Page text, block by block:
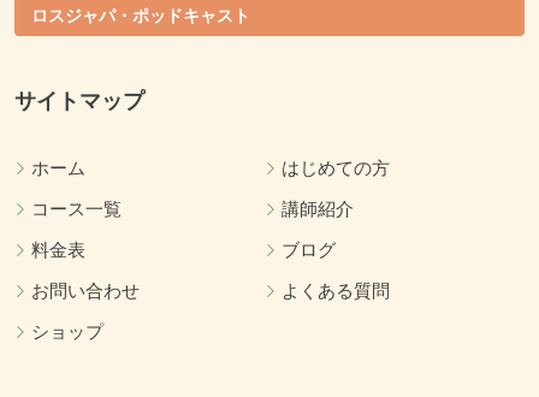
ロスジャパ・ポッドキャスト
サイトマップ
ホーム
はじめての方
コース一覧
講師紹介
料金表
ブログ
お問い合わせ
よくある質問
ショップ